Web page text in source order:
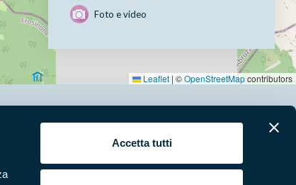
Accetta tutti
Leaflet | ©OpenStreetMapcontributors
Foto e video
News e appuntamenti
Punti di interesse